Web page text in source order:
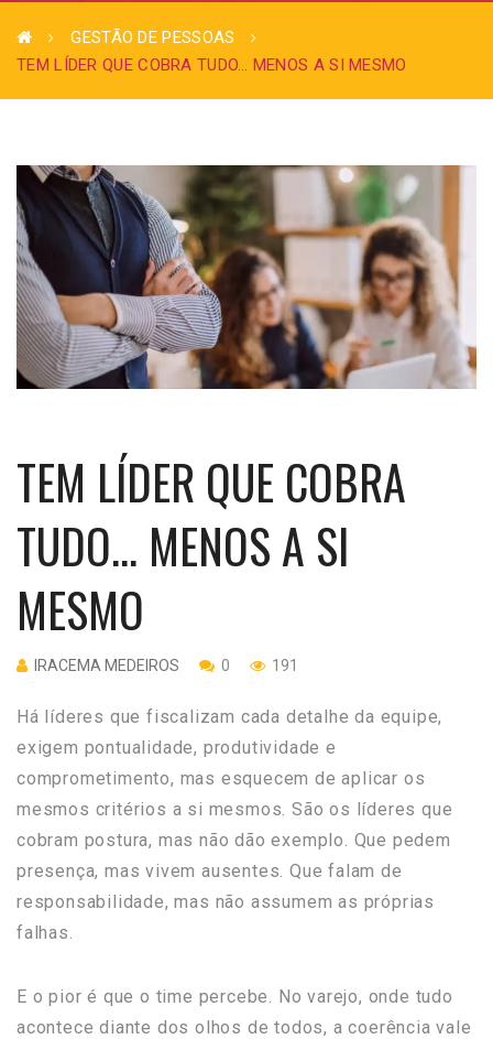
GESTÃO DE PESSOAS
TEM LÍDER QUE COBRA TUDO… MENOS A SI MESMO
TEM LÍDER QUE COBRA
TUDO… MENOS A SI
MESMO
IRACEMA MEDEIROS 0 191
Há líderes que fiscalizam cada detalhe da equipe,
exigem pontualidade, produtividade e
comprometimento, mas esquecem de aplicar os
mesmos critérios a si mesmos. São os líderes que
cobram postura, mas não dão exemplo. Que pedem
presença, mas vivem ausentes. Que falam de
responsabilidade, mas não assumem as próprias
falhas.
E o pior é que o time percebe. No varejo, onde tudo
acontece diante dos olhos de todos, a coerência vale